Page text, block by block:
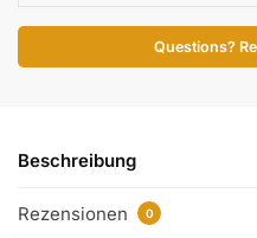
Questions?
Beschreibung
Rezensionen 0